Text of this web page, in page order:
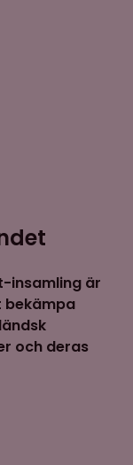
insamling är
bekämpa
och deras